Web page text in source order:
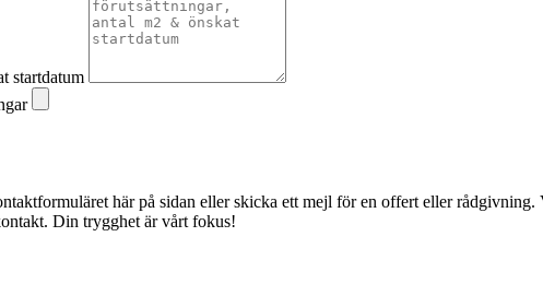
startdatum
här på sidan eller skicka ett mejl för en offert eller
Din trygghet är vårt fokus!